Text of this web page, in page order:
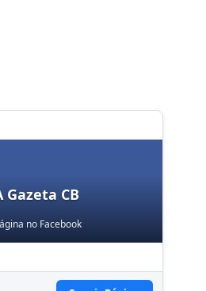
Gazeta CB
no Facebook